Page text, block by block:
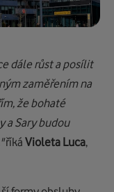
dále růst a posílit
zaměřením na
že bohaté
a Sary budou
říká Violeta Luca,